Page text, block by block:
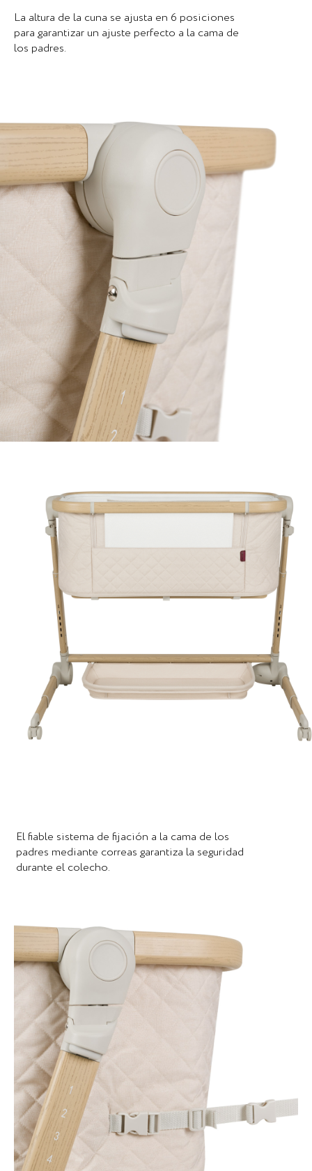
La altura de la cuna se ajusta en 6 posiciones
para garantizar un ajuste perfecto a la cama de
los padres.
El fiable sistema de fijación a la cama de los
padres mediante correas garantiza la seguridad
durante el colecho.